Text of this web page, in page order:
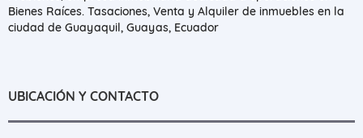
Bienes Raíces. Tasaciones, Venta y Alquiler de inmuebles en la
ciudad de Guayaquil, Guayas, Ecuador
UBICACIÓN Y CONTACTO